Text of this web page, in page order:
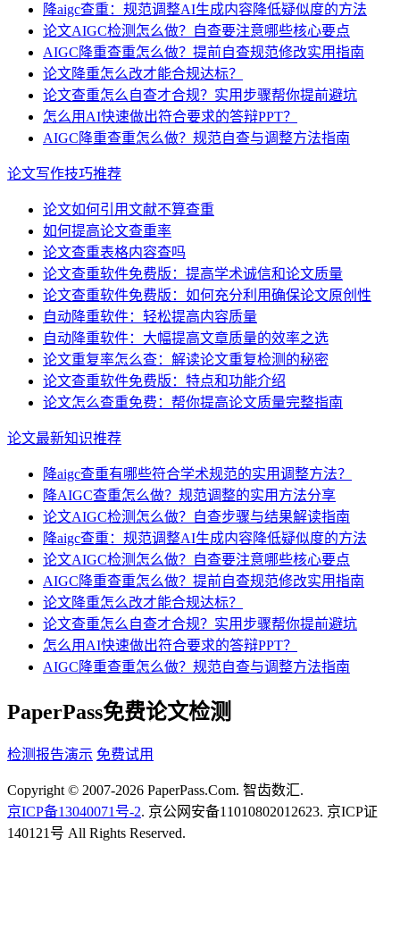
降aigc查重：规范调整AI生成内容降低疑似度的方法
论文AIGC检测怎么做？自查要注意哪些核心要点
AIGC降重查重怎么做？提前自查规范修改实用指南
论文降重怎么改才能合规达标？
论文查重怎么自查才合规？实用步骤帮你提前避坑
怎么用AI快速做出符合要求的答辩PPT？
AIGC降重查重怎么做？规范自查与调整方法指南
论文写作技巧推荐
论文如何引用文献不算查重
如何提高论文查重率
论文查重表格内容查吗
论文查重软件免费版：提高学术诚信和论文质量
论文查重软件免费版：如何充分利用确保论文原创性
自动降重软件：轻松提高内容质量
自动降重软件：大幅提高文章质量的效率之选
论文重复率怎么查：解读论文重复检测的秘密
论文查重软件免费版：特点和功能介绍
论文怎么查重免费：帮你提高论文质量完整指南
论文最新知识推荐
降aigc查重有哪些符合学术规范的实用调整方法？
降AIGC查重怎么做？规范调整的实用方法分享
论文AIGC检测怎么做？自查步骤与结果解读指南
降aigc查重：规范调整AI生成内容降低疑似度的方法
论文AIGC检测怎么做？自查要注意哪些核心要点
AIGC降重查重怎么做？提前自查规范修改实用指南
论文降重怎么改才能合规达标？
论文查重怎么自查才合规？实用步骤帮你提前避坑
怎么用AI快速做出符合要求的答辩PPT？
AIGC降重查重怎么做？规范自查与调整方法指南
PaperPass免费论文检测
检测报告演示 免费试用
Copyright © 2007-2026 PaperPass.Com. 智齿数汇.
京ICP备13040071号-2. 京公网安备11010802012623. 京ICP证
140121号 All Rights Reserved.